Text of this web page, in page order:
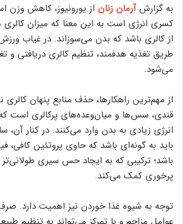
به گزارشآرمان زنان از یورونیوز، کاهش وزن
کسری انرژی است به این معنا که میزان
از کالری باشد که بدن می‌سوزاند. در غیاب
طریق تغذیه هدفمند، تنظیم کالری دریافتی و
می‌شود.
از مهم‌ترین راهکارها، حذف منابع پنهان
قندی، سس‌ها و میان‌وعده‌های پرکالری است
انرژی زیادی به بدن وارد می‌کنند. در کنار آن،
باید به گونه‌ای باشد که حاوی پروتئین کافی،
باشد؛ ترکیبی که به ایجاد حس سیری
پرخوری کمک می‌کند.
توجه به شیوه غذا خوردن نیز اهمیت دارد.